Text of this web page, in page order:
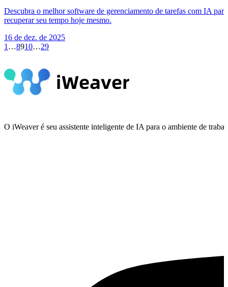
Descubra o melhor software de gerenciamento de tarefas com IA
recuperar seu tempo hoje mesmo.
16 de dez. de 2025
1 …8910…29
O iWeaver é seu assistente inteligente de IA para o ambiente de